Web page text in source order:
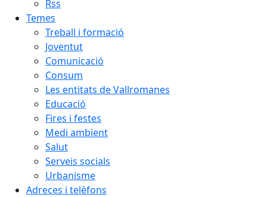
Rss
Temes
Treball i formació
Joventut
Comunicació
Consum
Les entitats de Vallromanes
Educació
Fires i festes
Medi ambient
Salut
Serveis socials
Urbanisme
Adreces i telèfons